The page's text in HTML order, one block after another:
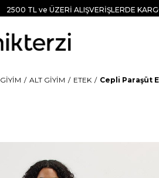
2500 TL ve ÜZERİ ALIŞVERİŞLERDE
GİYİM ALT GİYİM ETEK
Cepli Paraşüt